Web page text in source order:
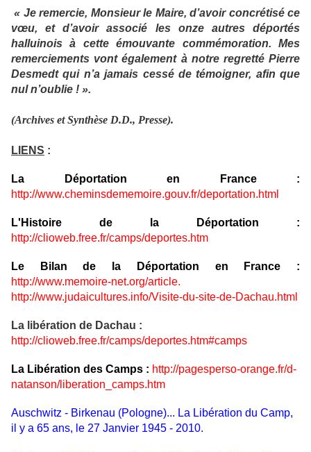
« Je remercie, Monsieur le Maire, d’avoir concrétisé ce
vœu, et d’avoir associé les onze autres déportés
halluinois à cette émouvante commémoration. Mes
remerciements vont également à notre regretté Pierre
Desmedt qui n’a jamais cessé de témoigner, afin que
nul n’oublie ! ».
(Archives et Synthèse D.D., Presse).
LIENS :
La Déportation en France :
http://www.cheminsdememoire.gouv.fr/deportation.html
L'Histoire de la Déportation
:
http://clioweb.free.fr/camps/deportes.htm
Le Bilan de la Déportation en France
:
http://www.memoire-net.org/article.
http://www.judaicultures.info/Visite-du-site-de-Dachau.html
La libération de Dachau :
http://clioweb.free.fr/camps/deportes.htm#camps
La Libération des Camps : http://pagesperso-orange.fr/d-
natanson/liberation_camps.htm
Auschwitz - Birkenau (Pologne)... La Libération du Camp,
il y a 65 ans, le 27 Janvier 1945 - 2010.